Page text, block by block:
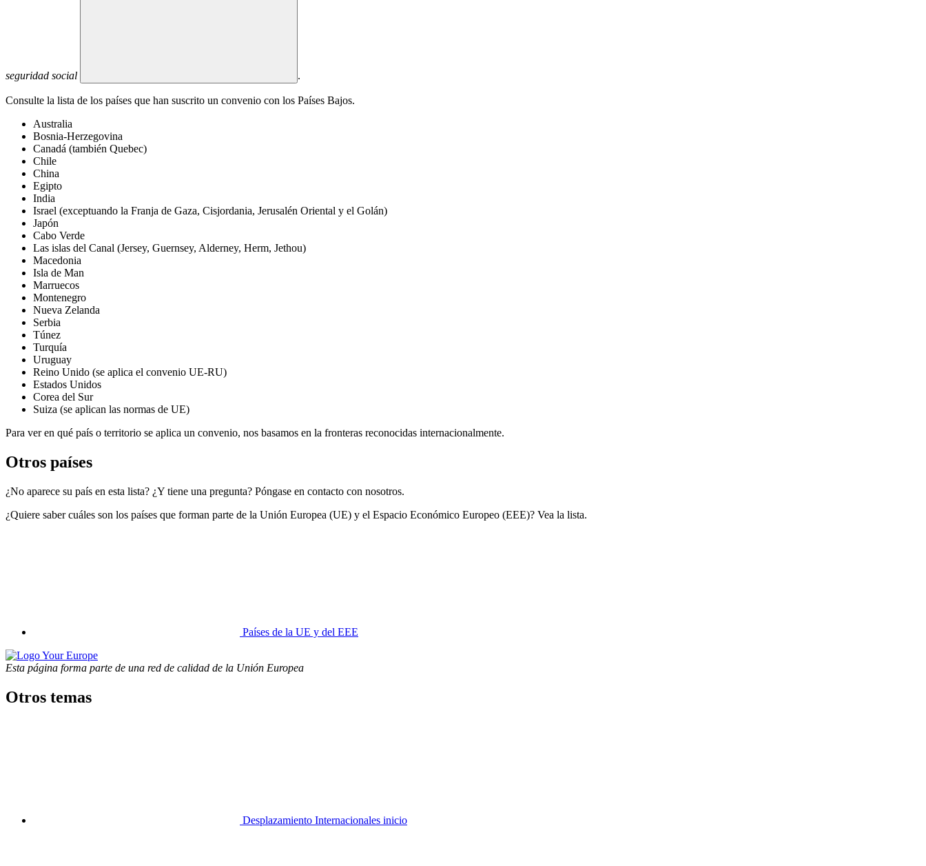
seguridad social .
Consulte la lista de los países que han suscrito un convenio con los Países Bajos.
Australia
Bosnia-Herzegovina
Canadá (también Quebec)
Chile
China
Egipto
India
Israel (exceptuando la Franja de Gaza, Cisjordania, Jerusalén Oriental y el Golán)
Japón
Cabo Verde
Las islas del Canal (Jersey, Guernsey, Alderney, Herm, Jethou)
Macedonia
Isla de Man
Marruecos
Montenegro
Nueva Zelanda
Serbia
Túnez
Turquía
Uruguay
Reino Unido (se aplica el convenio UE-RU)
Estados Unidos
Corea del Sur
Suiza (se aplican las normas de UE)
Para ver en qué país o territorio se aplica un convenio, nos basamos en la fronteras reconocidas internacionalmente.
Otros países
¿No aparece su país en esta lista? ¿Y tiene una pregunta? Póngase en contacto con nosotros.
¿Quiere saber cuáles son los países que forman parte de la Unión Europea (UE) y el Espacio Económico Europeo (EEE)? Vea la lista.
Países de la UE y del EEE
Esta página forma parte de una red de calidad de la Unión Europea
Otros temas
Desplazamiento Internacionales inicio